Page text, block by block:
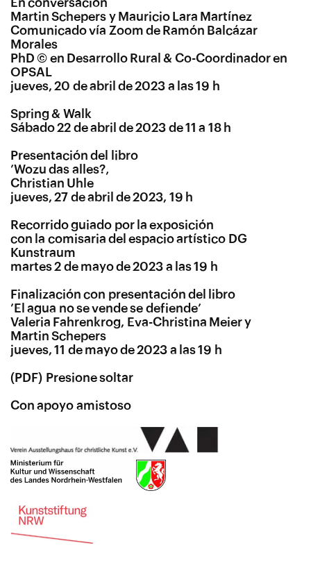
Martin Schepers y Mauricio Lara Martínez
Comunicado vía Zoom de Ramón Balcázar
Morales
PhD © en Desarrollo Rural & Co-Coordinador en
OPSAL
jueves, 20 de abril de 2023 a las 19 h
Spring & Walk
Sábado 22 de abril de 2023 de 11 a 18 h
Presentación del libro
’Wozu das alles?‚
Christian Uhle
jueves, 27 de abril de 2023, 19 h
Recorrido guiado por la exposición
con la comisaria del espacio artístico DG
Kunstraum
martes 2 de mayo de 2023 a las 19 h
Finalización con presentación del libro
’El agua no se vende se defiende’
Valeria Fahrenkrog, Eva-Christina Meier y
Martin Schepers
jueves, 11 de mayo de 2023 a las 19 h
Presione soltar
Con apoyo amistoso